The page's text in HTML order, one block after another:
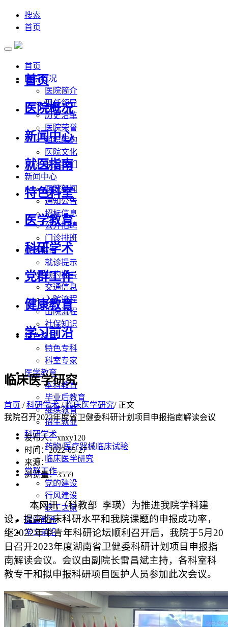
搜索
首页
首页
医院概况
医院简介
现任领导
历史沿革
医院荣誉
组织架构
医院文化
联系我们
新闻中心
医院新闻
通知公告
招标信息
公开招聘
门诊排班
就医指南
就诊提示
预约挂号
交通信息
入院流程
出院流程
社保知识
特色科室
特色专科
科室专家
医学教育
本科教育
毕业后教育
继续教育
招生就业
科研学术
药物/医疗器械临床试验
临床医学研究
党群工作
党的建设
行风建设
职工之家
健康教育
学习前沿
首页
医院概况
新闻中心
就医指南
特色科室
医学教育
科研学术
党群工作
健康教育
学习前沿
临床医学研究
首页 /科研学术/临床医学研究/ 正文
我院召开2023年度省卫健委科研计划项目申报指南解读会议
发布人：xnxy120
时间：2022-05-27
来源：
浏览量：3559
本网讯（科教部 李瑛）为推进我院学科建
设，提高临床科研水平和我院课题的申报成功率，
继2022年中青年科研论坛顺利召开后，我院于5月20
日召开2023年度湖南省卫健委科研计划项目申报指
南解读会议。会议由副院长雷昌斌主持，各科室科
教专干和拟申报科研项目医护人员参加此次会议。